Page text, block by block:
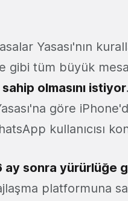
Yasası'nın
gibi tüm büyük
olmasını istiyor
göre
kullanıcısı
ay sonra yürürlüğe
platformuna